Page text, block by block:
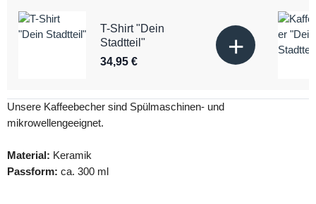
T-Shirt "Dein
Stadtteil"
34,95 €
+
Unsere Kaffeebecher sind Spülmaschinen- und
mikrowellengeeignet.
Material: Keramik
Passform: ca. 300 ml